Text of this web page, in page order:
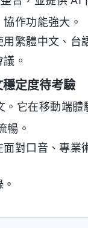
作功能強大。
繁體中文、台
。
定度待考驗
它在移動端體
暢。
面對口音、專